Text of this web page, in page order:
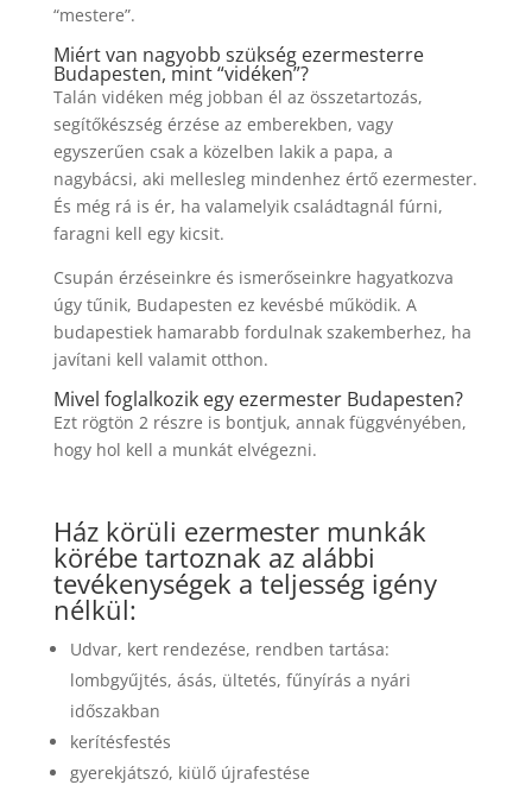
“mestere”.
Miért van nagyobb szükség ezermesterre
Budapesten, mint “vidéken”?
Talán vidéken még jobban él az összetartozás,
segítőkészség érzése az emberekben, vagy
egyszerűen csak a közelben lakik a papa, a
nagybácsi, aki mellesleg mindenhez értő ezermester.
És még rá is ér, ha valamelyik családtagnál fúrni,
faragni kell egy kicsit.
Csupán érzéseinkre és ismerőseinkre hagyatkozva
úgy tűnik, Budapesten ez kevésbé működik. A
budapestiek hamarabb fordulnak szakemberhez, ha
javítani kell valamit otthon.
Mivel foglalkozik egy ezermester Budapesten?
Ezt rögtön 2 részre is bontjuk, annak függvényében,
hogy hol kell a munkát elvégezni.
Ház körüli ezermester munkák
körébe tartoznak az alábbi
tevékenységek a teljesség igény
nélkül:
Udvar, kert rendezése, rendben tartása:
lombgyűjtés, ásás, ültetés, fűnyírás a nyári
időszakban
kerítésfestés
gyerekjátszó, kiülő újrafestése